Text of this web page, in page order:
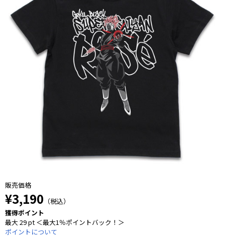
販売価格
¥3,190 （税込）
獲得ポイント
最大 29 pt ＜最大1％ポイントバック！＞
ポイントについて